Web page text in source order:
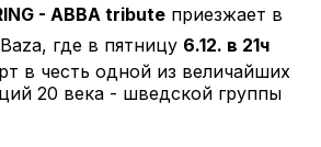
- ABBA tribute приезжает в
где в пятницу 6.12. в 21ч
в честь одной из величайших
20 века - шведской группы